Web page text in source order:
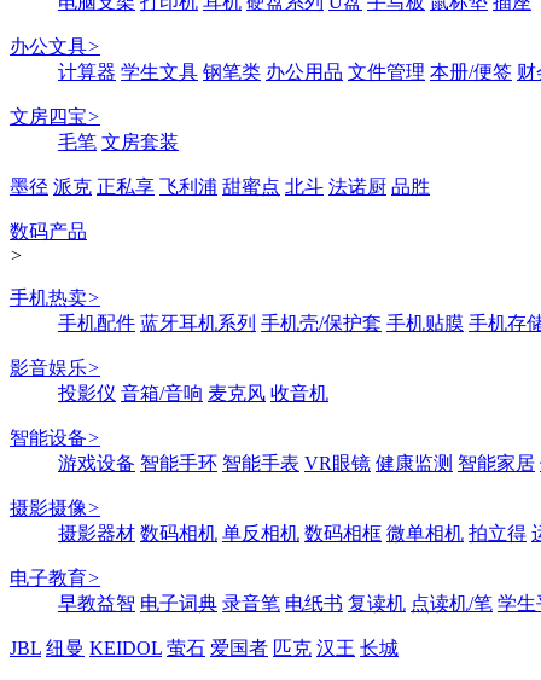
办公文具>
计算器 学生文具 钢笔类 办公用品 文件管理 本册/便签 财
文房四宝>
毛笔 文房套装
墨径 派克 正私享 飞利浦 甜蜜点 北斗 法诺厨 品胜
数码产品
>
手机热卖>
手机配件 蓝牙耳机系列 手机壳/保护套 手机贴膜 手机存
影音娱乐>
投影仪 音箱/音响 麦克风 收音机
智能设备>
游戏设备 智能手环 智能手表 VR眼镜 健康监测 智能家居
摄影摄像>
摄影器材 数码相机 单反相机 数码相框 微单相机 拍立得
电子教育>
早教益智 电子词典 录音笔 电纸书 复读机 点读机/笔 学生
JBL 纽曼 KEIDOL 萤石 爱国者 匹克 汉王 长城